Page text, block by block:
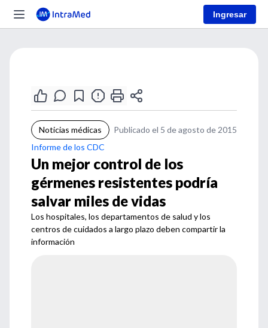
Ingresar
Noticias médicas
Publicado el 5 de agosto de 2015
Informe de los CDC
Un mejor control de los
gérmenes resistentes podría
salvar miles de vidas
Los hospitales, los departamentos de salud y los
centros de cuidados a largo plazo deben compartir la
información